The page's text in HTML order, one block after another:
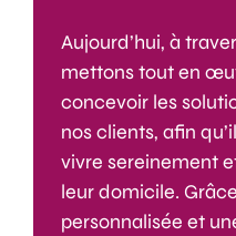
Aujourd’hui, à
mettons tout en
concevoir les
nos clients, afin
vivre sereinement
leur domicile.
personnalisée et